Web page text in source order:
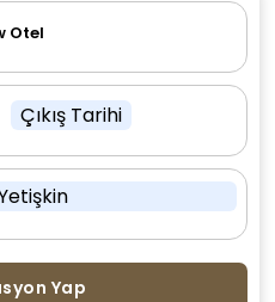
Çıkış Tarihi
Yap